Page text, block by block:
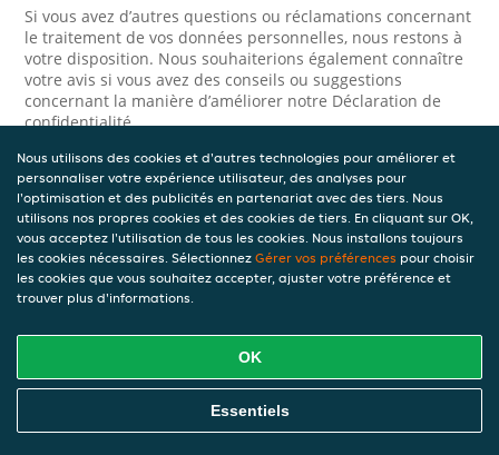
Si vous avez d’autres questions ou réclamations concernant
le traitement de vos données personnelles, nous restons à
votre disposition. Nous souhaiterions également connaître
votre avis si vous avez des conseils ou suggestions
concernant la manière d’améliorer notre Déclaration de
confidentialité.
Sécurité
JET prend la protection des données à caractère personnel
très au sérieux. Ainsi, nous prenons les mesures
appropriées pour protéger vos données à caractère
personnel contre l’usage abusif, la perte, l’accès non
autorisé, la divulgation non désirée et la modification non
données à caractère personnel ne sont pas correctement
protégées ou si vous suspectez un usage abusif, veuillez
nous contacter via leformulaire de confidentialité.
Comment nous contacter
Nous utilisons des cookies et d'autres technologies pour améliorer et
personnaliser votre expérience utilisateur, des analyses pour
l'optimisation et des publicités en partenariat avec des tiers. Nous
utilisons nos propres cookies et des cookies de tiers. En cliquant sur OK,
vous acceptez l'utilisation de tous les cookies. Nous installons toujours
les cookies nécessaires. Sélectionnez Gérer vos préférences pour choisir
les cookies que vous souhaitez accepter, ajuster votre préférence et
trouver plus d'informations.
OK
Essentiels